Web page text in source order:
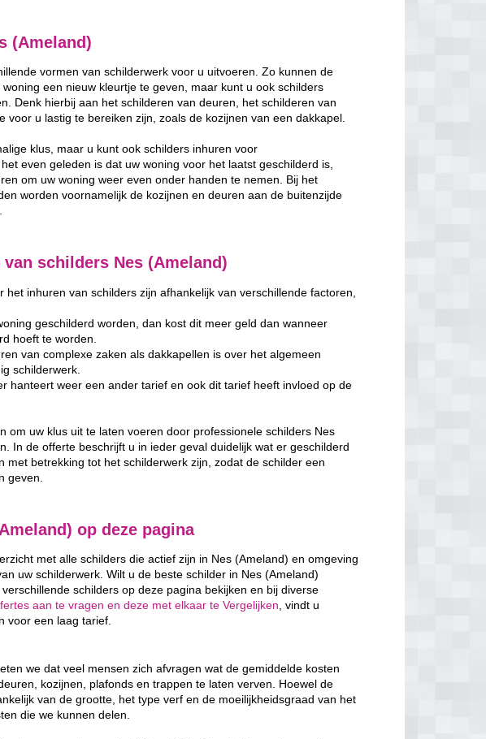
(Ameland)
vormen van schilderwerk voor u uitvoeren. Zo kunnen de
een nieuw kleurtje te geven, maar kunt u ook schilders
Denk hierbij aan het schilderen van deuren, het schilderen van
voor u lastig te bereiken zijn, zoals de kozijnen van een dakkapel.
klus, maar u kunt ook schilders inhuren voor
even geleden is dat uw woning voor het laatst geschilderd is,
om uw woning weer even onder handen te nemen. Bij het
worden voornamelijk de kozijnen en deuren aan de buitenzijde
schilders Nes (Ameland)
inhuren van schilders zijn afhankelijk van verschillende factoren,
geschilderd worden, dan kost dit meer geld dan wanneer
hoeft te worden.
van complexe zaken als dakkapellen is over het algemeen
schilderwerk.
hanteert weer een ander tarief en ook dit tarief heeft invloed op de
om uw klus uit te laten voeren door professionele schilders Nes
In de offerte beschrijft u in ieder geval duidelijk wat er geschilderd
met betrekking tot het schilderwerk zijn, zodat de schilder een
geven.
op deze pagina
met alle schilders die actief zijn in Nes (Ameland) en omgeving
uw schilderwerk. Wilt u de beste schilder in Nes (Ameland)
schilders op deze pagina bekijken en bij diverse
aan te vragen en deze met elkaar te Vergelijken, vindt u
voor een laag tarief.
we dat veel mensen zich afvragen wat de gemiddelde kosten
kozijnen, plafonds en trappen te laten verven. Hoewel de
van de grootte, het type verf en de moeilijkheidsgraad van het
die we kunnen delen.